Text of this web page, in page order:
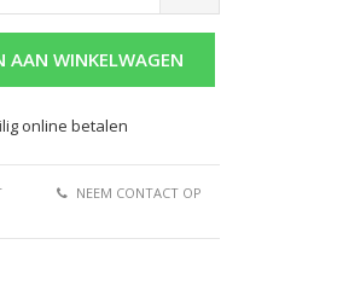
AAN WINKELWAGEN
online betalen
NEEM CONTACT OP